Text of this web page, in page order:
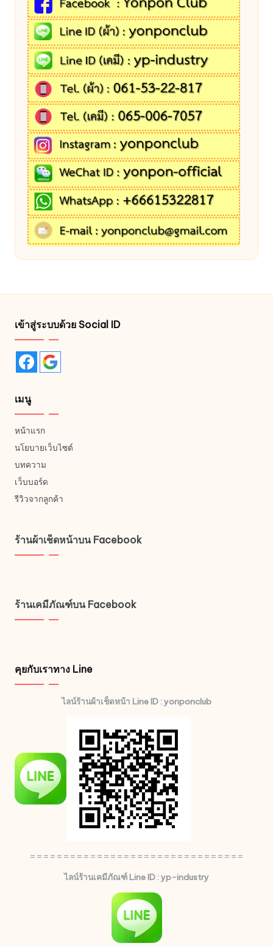
เข้าสู่ระบบด้วย Social ID
เมนู
หน้าแรก
นโยบายเว็บไซต์
บทความ
เว็บบอร์ด
รีวิวจากลูกค้า
ร้านผ้าเช็ดหน้าบน Facebook
ร้านเคมีภัณฑ์บน Facebook
คุยกับเราทาง Line
ไลน์ร้านผ้าเช็ดหน้า Line ID : yonponclub
================================
ไลน์ร้านเคมีภัณฑ์ Line ID : yp-industry